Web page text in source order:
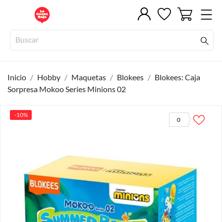
Inicio Hobby Maquetas Blokees
Blokees: Caja
Sorpresa Mokoo Series Minions 02
0
-10%